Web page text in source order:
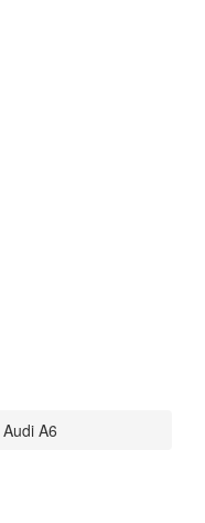
Audi A6